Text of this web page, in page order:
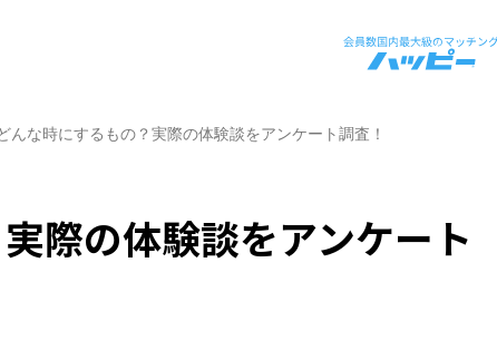
んな時にするもの？実際の体験談をアンケート調査！
際の体験談をアンケート